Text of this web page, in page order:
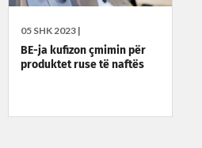
05 SHK 2023 |
BE-ja kufizon çmimin për
produktet ruse të naftës